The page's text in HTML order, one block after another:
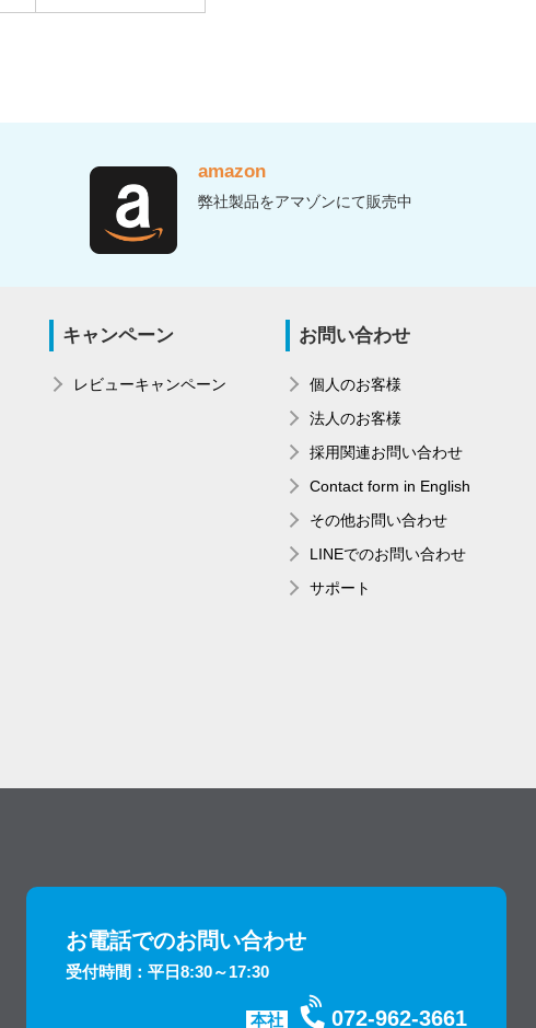
amazon
弊社製品をアマゾンにて販売中
キャンペーン
レビューキャンペーン
お問い合わせ
個人のお客様
法人のお客様
採用関連お問い合わせ
Contact form in English
その他お問い合わせ
LINEでのお問い合わせ
サポート
お電話でのお問い合わせ
受付時間：平日8:30～17:30
本社 072-962-3661